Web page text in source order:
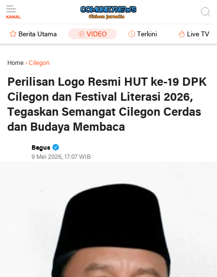
Berita Utama VIDEO Terkini Live TV
Home › Cilegon
Perilisan Logo Resmi HUT ke-19 DPK
Cilegon dan Festival Literasi 2026,
Tegaskan Semangat Cilegon Cerdas
dan Budaya Membaca
Bagus
9 Mei 2026, 17:07 WIB